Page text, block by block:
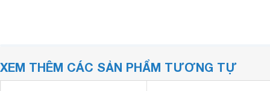
XEM THÊM CÁC SẢN PHẨM TƯƠNG TỰ